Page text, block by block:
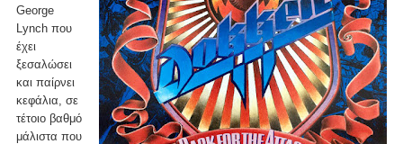
George
Lynch που
έχει
ξεσαλώσει
και παίρνει
κεφάλια, σε
τέτοιο βαθμό
μάλιστα που